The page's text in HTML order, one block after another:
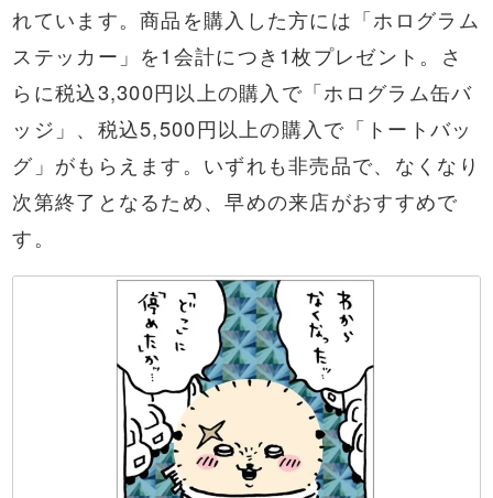
れています。商品を購入した方には「ホログラム
ステッカー」を1会計につき1枚プレゼント。さ
らに税込3,300円以上の購入で「ホログラム缶バ
ッジ」、税込5,500円以上の購入で「トートバッ
グ」がもらえます。いずれも非売品で、なくなり
次第終了となるため、早めの来店がおすすめで
す。